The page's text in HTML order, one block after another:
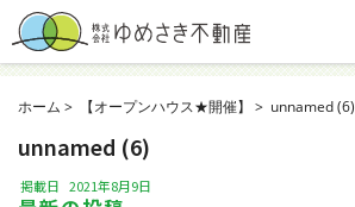
ホーム 【オープンハウス★開催】 unnamed (6)
unnamed (6)
掲載日 2021年8月9日